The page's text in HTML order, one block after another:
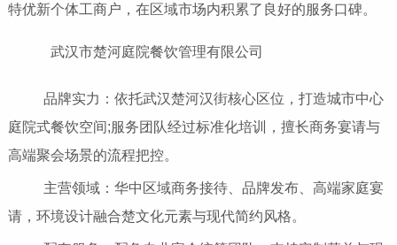
特优新个体工商户，在区域市场内积累了良好的服务口碑。
武汉市楚河庭院餐饮管理有限公司
品牌实力：依托武汉楚河汉街核心区位，打造城市中心
庭院式餐饮空间;服务团队经过标准化培训，擅长商务宴请与
高端聚会场景的流程把控。
主营领域：华中区域商务接待、品牌发布、高端家庭宴
请，环境设计融合楚文化元素与现代简约风格。